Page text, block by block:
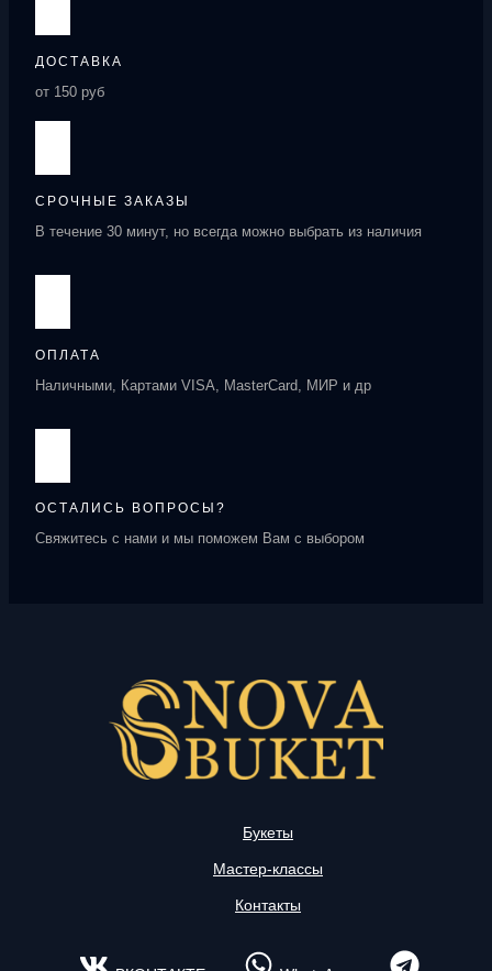
ДОСТАВКА
от 150 руб
СРОЧНЫЕ ЗАКАЗЫ
В течение 30 минут, но всегда можно выбрать из наличия
ОПЛАТА
Наличными, Картами VISA, MasterCard, МИР и др
ОСТАЛИСЬ ВОПРОСЫ?
Свяжитесь с нами и мы поможем Вам с выбором
Букеты
Мастер-классы
Контакты